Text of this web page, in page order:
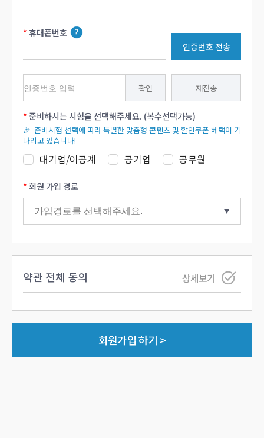
휴대폰번호
인증번호 전송
확인 재전송
준비하시는 시험을 선택해주세요. (복수선택가능)
🎉 준비시험 선택에 따라 특별한 맞춤형 콘텐츠 및 할인쿠폰 혜택이 기
다리고 있습니다!
대기업/이공계 공기업 공무원
회원 가입 경로
약관 전체 동의 상세보기
회원가입 하기 >